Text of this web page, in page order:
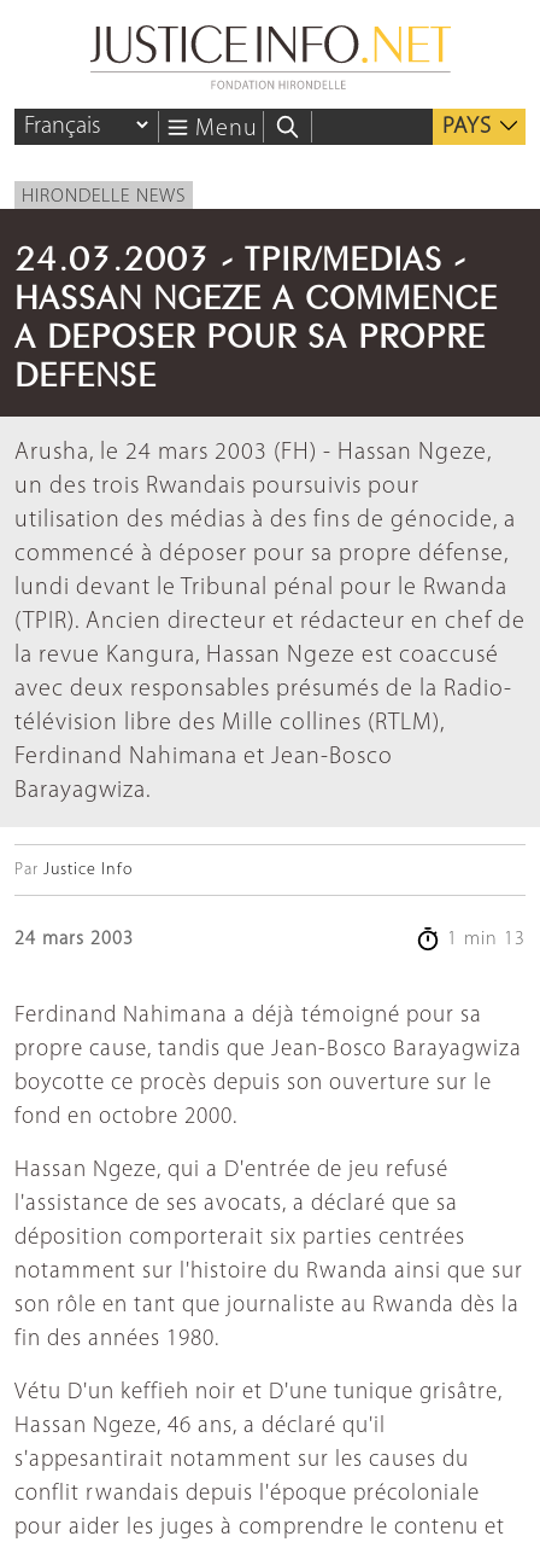
Menu PAYS
HIRONDELLE NEWS
24.03.2003 - TPIR/MEDIAS -
HASSAN NGEZE A COMMENCE
A DEPOSER POUR SA PROPRE
DEFENSE
Arusha, le 24 mars 2003 (FH) - Hassan Ngeze,
un des trois Rwandais poursuivis pour
utilisation des médias à des fins de génocide, a
commencé à déposer pour sa propre défense,
lundi devant le Tribunal pénal pour le Rwanda
(TPIR). Ancien directeur et rédacteur en chef de
la revue Kangura, Hassan Ngeze est coaccusé
avec deux responsables présumés de la Radio-
télévision libre des Mille collines (RTLM),
Ferdinand Nahimana et Jean-Bosco
Barayagwiza.
Par Justice Info
24 mars 2003 1 min 13
Ferdinand Nahimana a déjà témoigné pour sa
propre cause, tandis que Jean-Bosco Barayagwiza
boycotte ce procès depuis son ouverture sur le
fond en octobre 2000.
Hassan Ngeze, qui a D'entrée de jeu refusé
l'assistance de ses avocats, a déclaré que sa
déposition comporterait six parties centrées
notamment sur l'histoire du Rwanda ainsi que sur
son rôle en tant que journaliste au Rwanda dès la
fin des années 1980.
Vétu D'un keffieh noir et D'une tunique grisâtre,
Hassan Ngeze, 46 ans, a déclaré qu'il
s'appesantirait notamment sur les causes du
conflit rwandais depuis l'époque précoloniale
pour aider les juges à comprendre le contenu et